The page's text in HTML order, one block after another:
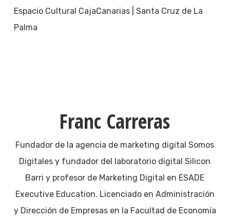
Espacio Cultural CajaCanarias | Santa Cruz de La
Palma
Franc Carreras
Fundador de la agencia de marketing digital Somos
Digitales y fundador del laboratorio digital Silicon
Barri y profesor de Marketing Digital en ESADE
Executive Education. Licenciado en Administración
y Dirección de Empresas en la Facultad de Economía